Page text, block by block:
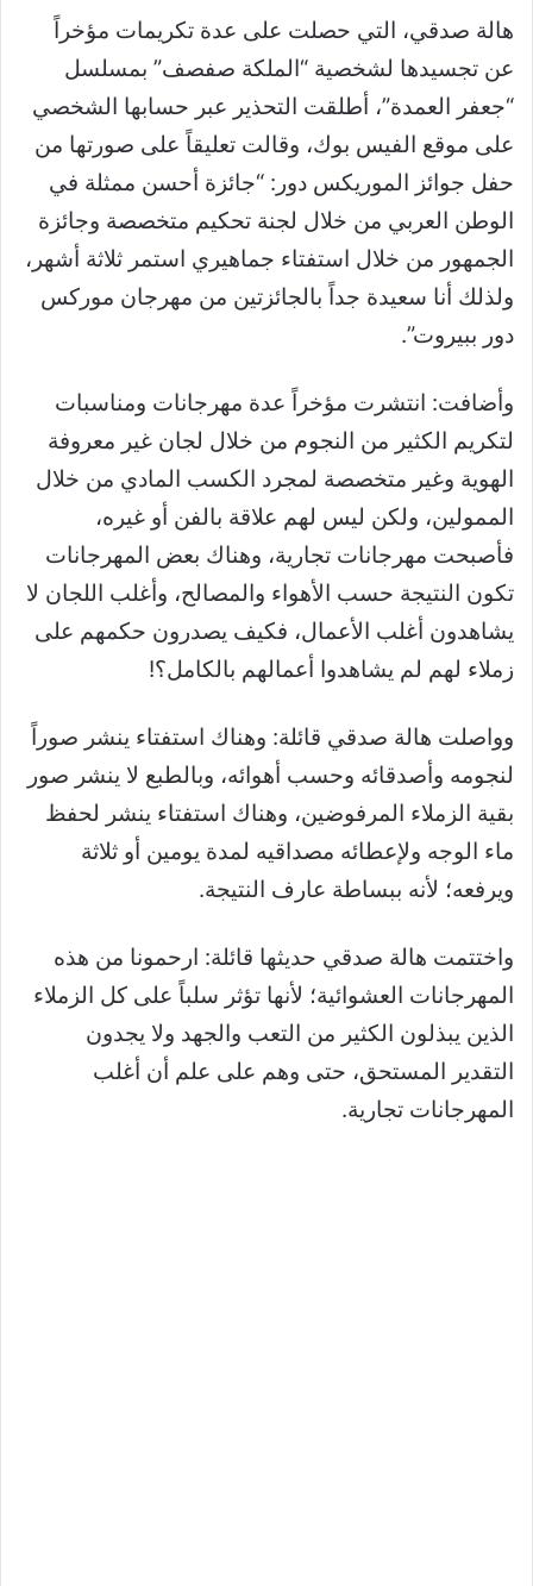
هالة صدقي، التي حصلت على عدة تكريمات مؤخراً
عن تجسيدها لشخصية “الملكة صفصف” بمسلسل
“جعفر العمدة”، أطلقت التحذير عبر حسابها الشخصي
على موقع الفيس بوك، وقالت تعليقاً على صورتها من
حفل جوائز الموريكس دور: “جائزة أحسن ممثلة في
الوطن العربي من خلال لجنة تحكيم متخصصة وجائزة
الجمهور من خلال استفتاء جماهيري استمر ثلاثة أشهر،
ولذلك أنا سعيدة جداً بالجائزتين من مهرجان موركس
دور ببيروت”.
وأضافت: انتشرت مؤخراً عدة مهرجانات ومناسبات
لتكريم الكثير من النجوم من خلال لجان غير معروفة
الهوية وغير متخصصة لمجرد الكسب المادي من خلال
الممولين، ولكن ليس لهم علاقة بالفن أو غيره،
فأصبحت مهرجانات تجارية، وهناك بعض المهرجانات
تكون النتيجة حسب الأهواء والمصالح، وأغلب اللجان لا
يشاهدون أغلب الأعمال، فكيف يصدرون حكمهم على
زملاء لهم لم يشاهدوا أعمالهم بالكامل؟!
وواصلت هالة صدقي قائلة: وهناك استفتاء ينشر صوراً
لنجومه وأصدقائه وحسب أهوائه، وبالطبع لا ينشر صور
بقية الزملاء المرفوضين، وهناك استفتاء ينشر لحفظ
ماء الوجه ولإعطائه مصداقيه لمدة يومين أو ثلاثة
ويرفعه؛ لأنه ببساطة عارف النتيجة.
واختتمت هالة صدقي حديثها قائلة: ارحمونا من هذه
المهرجانات العشوائية؛ لأنها تؤثر سلباً على كل الزملاء
الذين يبذلون الكثير من التعب والجهد ولا يجدون
التقدير المستحق، حتى وهم على علم أن أغلب
المهرجانات تجارية.